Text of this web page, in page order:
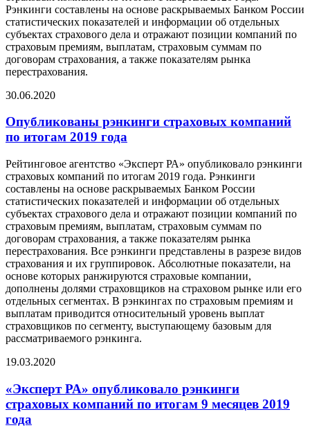
Рэнкинги составлены на основе раскрываемых Банком России
статистических показателей и информации об отдельных
субъектах страхового дела и отражают позиции компаний по
страховым премиям, выплатам, страховым суммам по
договорам страхования, а также показателям рынка
перестрахования.
30.06.2020
Опубликованы рэнкинги страховых компаний
по итогам 2019 года
Рейтинговое агентство «Эксперт РА» опубликовало рэнкинги
страховых компаний по итогам 2019 года. Рэнкинги
составлены на основе раскрываемых Банком России
статистических показателей и информации об отдельных
субъектах страхового дела и отражают позиции компаний по
страховым премиям, выплатам, страховым суммам по
договорам страхования, а также показателям рынка
перестрахования. Все рэнкинги представлены в разрезе видов
страхования и их группировок. Абсолютные показатели, на
основе которых ранжируются страховые компании,
дополнены долями страховщиков на страховом рынке или его
отдельных сегментах. В рэнкингах по страховым премиям и
выплатам приводится относительный уровень выплат
страховщиков по сегменту, выступающему базовым для
рассматриваемого рэнкинга.
19.03.2020
«Эксперт РА» опубликовало рэнкинги
страховых компаний по итогам 9 месяцев 2019
года